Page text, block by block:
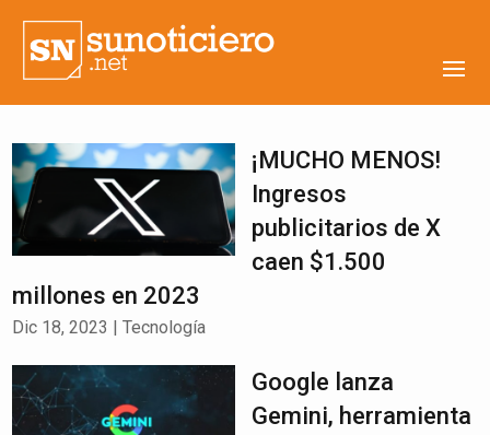
¡MUCHO MENOS!
Ingresos
publicitarios de X
caen $1.500
millones en 2023
Dic 18, 2023 |Tecnología
Google lanza
Gemini, herramienta